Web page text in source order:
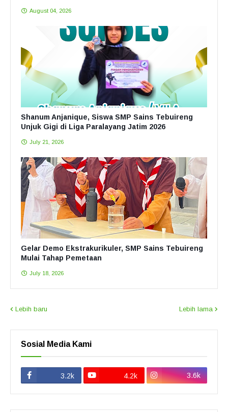
August 04, 2026
Shanum Anjanique, Siswa SMP Sains Tebuireng
Unjuk Gigi di Liga Paralayang Jatim 2026
July 21, 2026
Gelar Demo Ekstrakurikuler, SMP Sains Tebuireng
Mulai Tahap Pemetaan
July 18, 2026
Lebih baru Lebih lama
Sosial Media Kami
3.2k 4.2k 3.6k